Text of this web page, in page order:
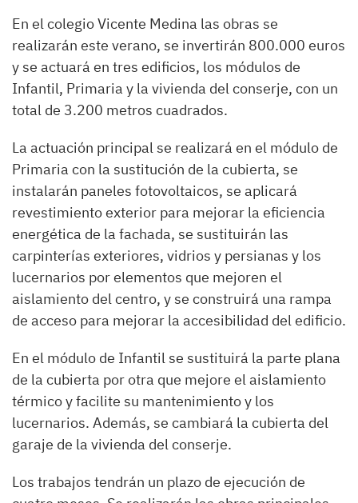
En el colegio Vicente Medina las obras se
realizarán este verano, se invertirán 800.000 euros
y se actuará en tres edificios, los módulos de
Infantil, Primaria y la vivienda del conserje, con un
total de 3.200 metros cuadrados.
La actuación principal se realizará en el módulo de
Primaria con la sustitución de la cubierta, se
instalarán paneles fotovoltaicos, se aplicará
revestimiento exterior para mejorar la eficiencia
energética de la fachada, se sustituirán las
carpinterías exteriores, vidrios y persianas y los
lucernarios por elementos que mejoren el
aislamiento del centro, y se construirá una rampa
de acceso para mejorar la accesibilidad del edificio.
En el módulo de Infantil se sustituirá la parte plana
de la cubierta por otra que mejore el aislamiento
térmico y facilite su mantenimiento y los
lucernarios. Además, se cambiará la cubierta del
garaje de la vivienda del conserje.
Los trabajos tendrán un plazo de ejecución de